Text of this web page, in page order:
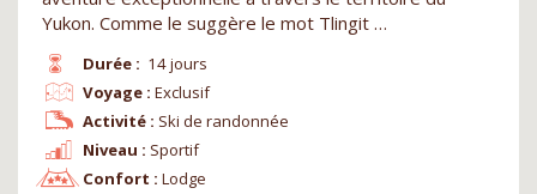
Yukon. Comme le suggère le mot Tlingit …
Durée : 14 jours
Niveau : Sportif
Voyage : Exclusif
Confort : Lodge
Activité : Ski de randonnée